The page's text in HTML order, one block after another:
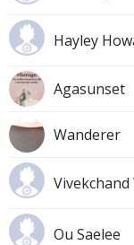
Hayley
Agasunset
Wanderer
Vivekchand
Ou Saelee